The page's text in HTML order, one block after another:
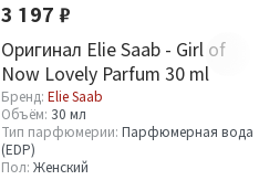
3 197 ₽
Оригинал Elie Saab - Girl of
Now Lovely Parfum 30 ml
Бренд: Elie Saab
Объём: 30 мл
Тип парфюмерии: Парфюмерная вода
(EDP)
Пол: Женский